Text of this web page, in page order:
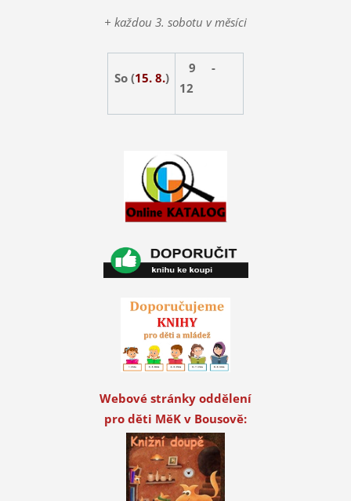
+ každou 3. sobotu v měsíci
So (15. 8.)
9 -
12
Webové stránky oddělení
pro děti MěK v Bousově: